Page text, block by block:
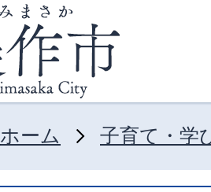
ホーム 子育て・学